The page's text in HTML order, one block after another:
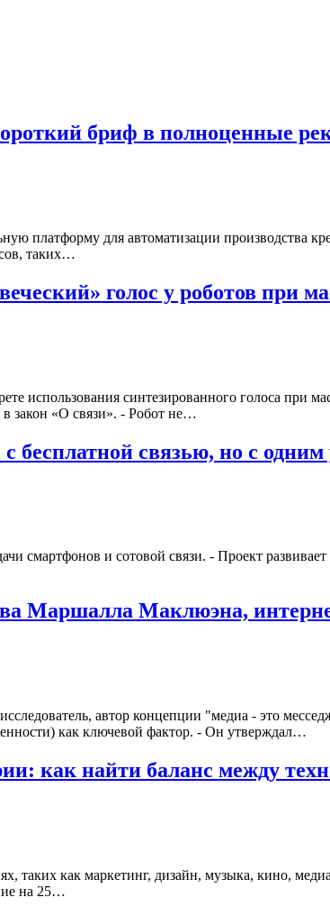
бриф в полноценные
платформу для автоматизации производства
таких…
голос у роботов при
использования синтезированного голоса
закон «О связи». - Робот не…
бесплатной связью, но с одним
смартфонов и сотовой связи. - Проект
Маршалла Маклюэна,
автор концепции "медиа - это
как ключевой фактор. - Он утверждал…
как найти баланс между
таких как маркетинг, дизайн, музыка, кино,
на 25…